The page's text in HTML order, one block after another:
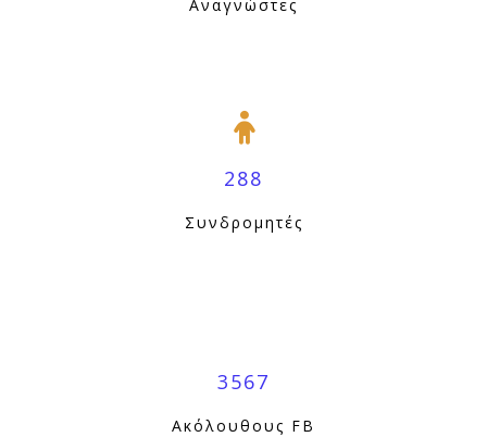
Αναγνώστες
288
Συνδρομητές
3567
Ακόλουθους FB